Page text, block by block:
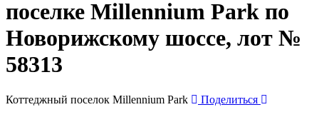
поселке Millennium Park по
Новорижскому шоссе, лот №
58313
Коттеджный поселок Millennium Park Поделиться